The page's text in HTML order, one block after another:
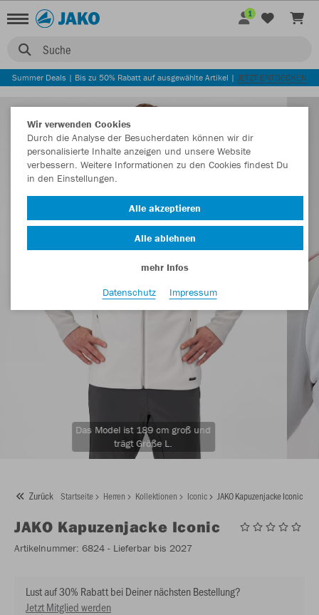
Suche
1
Summer Deals | Bis zu 50% Rabatt auf ausgewählte Artikel | JETZT ENTDECKEN
Das Model ist 189 cm groß und
trägt Größe L.
Zurück Startseite Herren Kollektionen Iconic JAKO Kapuzenjacke Iconic
JAKO Kapuzenjacke Iconic
Artikelnummer: 6824 - Lieferbar bis 2027
Lust auf 30% Rabatt bei Deiner nächsten Bestellung?
Jetzt Mitglied werden
Wir verwenden Cookies
Durch die Analyse der Besucherdaten können wir dir
personalisierte Inhalte anzeigen und unsere Website
verbessern. Weitere Informationen zu den Cookies findest Du
in den Einstellungen.
Alle akzeptieren
Alle ablehnen
mehr Infos
Datenschutz
Impressum